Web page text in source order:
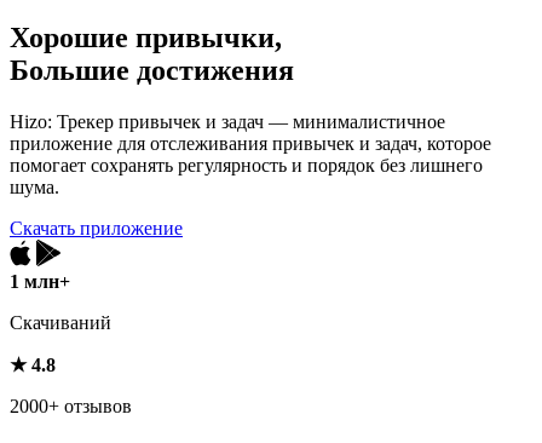
Хорошие привычки,
Большие достижения
Hizo: Трекер привычек и задач — минималистичное
приложение для отслеживания привычек и задач, которое
помогает сохранять регулярность и порядок без лишнего
шума.
Скачать приложение
1 млн+
Скачиваний
★ 4.8
2000+ отзывов